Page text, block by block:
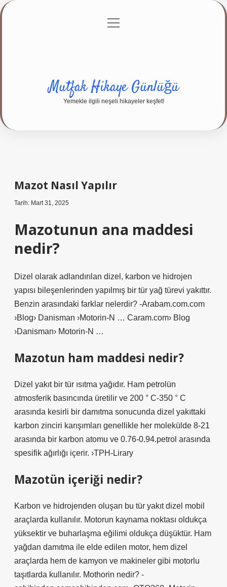
Gizlilik Politikası
menüyü
Mutfak Hikaye Günlüğü
Yemekle ilgili neşeli hikayeler keşfet!
Mazot Nasıl Yapılır
Tarih: Mart 31, 2025
Mazotunun ana maddesi
nedir?
Dizel olarak adlandırılan dizel, karbon ve hidrojen
yapısı bileşenlerinden yapılmış bir tür yağ türevi yakıttır.
Benzin arasındaki farklar nelerdir? -Arabam.com.com
›Blog› Danisman ›Motorin-N … Caram.com› Blog
›Danisman› Motorin-N …
Mazotun ham maddesi nedir?
Dizel yakıt bir tür ısıtma yağıdır. Ham petrolün
atmosferik basıncında üretilir ve 200 ° C-350 ° C
arasında kesirli bir damıtma sonucunda dizel yakıttaki
karbon zinciri karışımları genellikle her molekülde 8-21
arasında bir karbon atomu ve 0.76-0.94.petrol arasında
spesifik ağırlığı içerir. ›TPH-Lirary
Mazotün içeriği nedir?
Karbon ve hidrojenden oluşan bu tür yakıt dizel mobil
araçlarda kullanılır. Motorun kaynama noktası oldukça
yüksektir ve buharlaşma eğilimi oldukça düşüktür. Ham
yağdan damıtma ile elde edilen motor, hem dizel
araçlarda hem de kamyon ve makineler gibi motorlu
taşıtlarda kullanılır. Mothorin nedir? -